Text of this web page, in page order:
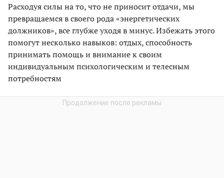
Расходуя силы на то, что не приносит отдачи, мы
превращаемся в своего рода «энергетических
должников», все глубже уходя в минус. Избежать этого
помогут несколько навыков: отдых, способность
принимать помощь и внимание к своим
индивидуальным психологическим и телесным
потребностям